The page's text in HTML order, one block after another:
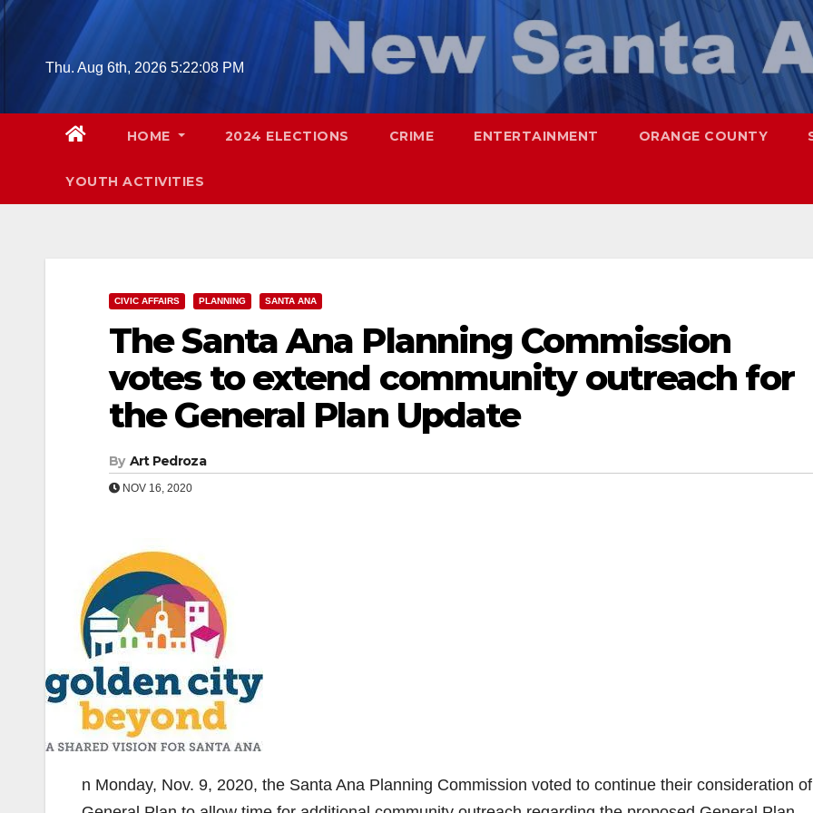
Skip
contentThu. Aug 6th, 2026 5:22:09 PM
HOME 2024 ELECTIONS CRIME ENTERTAINMENT ORANGE COUNTY
YOUTH ACTIVITIES
CIVIC AFFAIRS PLANNING SANTA ANA
The Santa Ana Planning Commission
votes to extend community outreach for
the General Plan Update
By Art Pedroza
NOV 16, 2020
n Monday, Nov. 9, 2020, the Santa Ana Planning Commission voted to continue their consideration